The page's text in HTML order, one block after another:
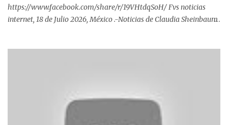
https://www.facebook.com/share/r/19VHtdqSoH/ Fvs noticias
internet, 18 de Julio 2026, México .-Noticias de Claudia Sheinbaum